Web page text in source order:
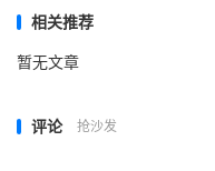
相关推荐
暂无文章
评论 抢沙发